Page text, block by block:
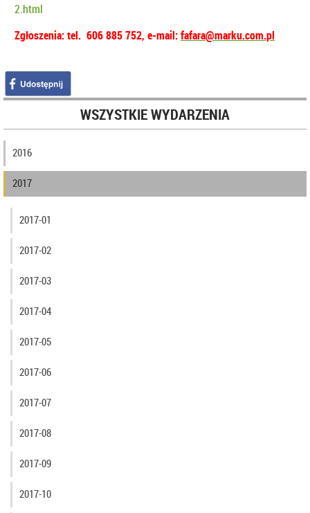
2.html
Zgłoszenia:tel. 606 885 752, e-mail:fafara@marku.com.pl
WSZYSTKIE WYDARZENIA
2016
2017
2017-01
2017-02
2017-03
2017-04
2017-05
2017-06
2017-07
2017-08
2017-09
2017-10